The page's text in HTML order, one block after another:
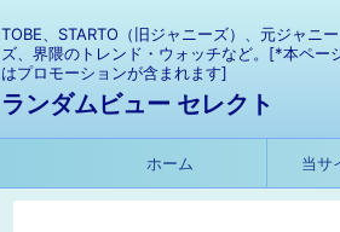
TOBE、STARTO（旧ジャニーズ）、元ジャニー
ズ、界隈のトレンド・ウォッチなど。[*本ペー
はプロモーションが含まれます]
ランダムビュー セレクト
ホーム 当サ